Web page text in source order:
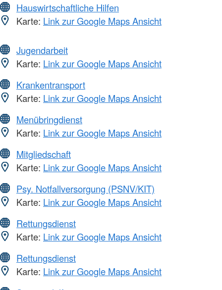
Hauswirtschaftliche Hilfen
Karte: Link zur Google Maps Ansicht
Jugendarbeit
Karte: Link zur Google Maps Ansicht
Krankentransport
Karte: Link zur Google Maps Ansicht
Menübringdienst
Karte: Link zur Google Maps Ansicht
Mitgliedschaft
Karte: Link zur Google Maps Ansicht
Psy. Notfallversorgung (PSNV/KIT)
Karte: Link zur Google Maps Ansicht
Rettungsdienst
Karte: Link zur Google Maps Ansicht
Rettungsdienst
Karte: Link zur Google Maps Ansicht